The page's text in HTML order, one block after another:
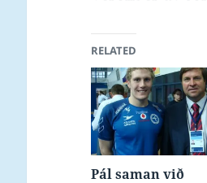
RELATED
Pál saman við